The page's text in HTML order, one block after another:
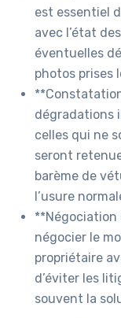
est essentiel
avec l’état
éventuelles
photos prises
dégradations
celles qui ne
seront
barème de
l’usure
**Négociation
négocier le
propriétaire
d’éviter les
souvent la